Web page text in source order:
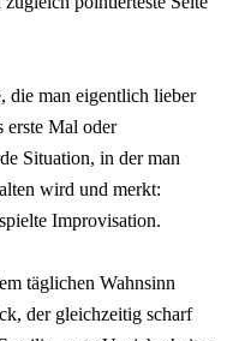
die man eigentlich lieber
erste Mal oder
Situation, in der man
wird und merkt:
Improvisation.
täglichen Wahnsinn
der gleichzeitig scharf